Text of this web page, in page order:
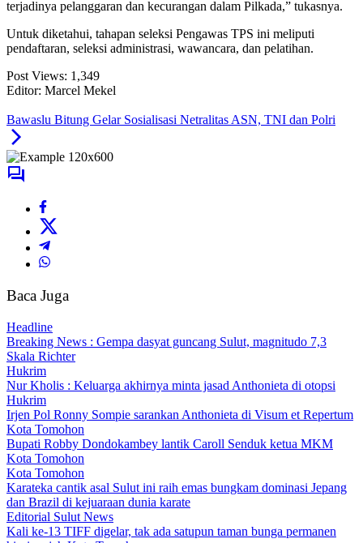
terjadinya pelanggaran dan kecurangan dalam Pilkada,” tukasnya.
Untuk diketahui, tahapan seleksi Pengawas TPS ini meliputi
pendaftaran, seleksi administrasi, wawancara, dan pelatihan.
Post Views: 1,349
Editor: Marcel Mekel
Bawaslu Bitung Gelar Sosialisasi Netralitas ASN, TNI dan Polri
Baca Juga
Headline
Breaking News : Gempa dasyat guncang Sulut, magnitudo 7,3
Skala Richter
Hukrim
Nur Kholis : Keluarga akhirnya minta jasad Anthonieta di otopsi
Hukrim
Irjen Pol Ronny Sompie sarankan Anthonieta di Visum et Repertum
Kota Tomohon
Bupati Robby Dondokambey lantik Caroll Senduk ketua MKM
Kota Tomohon
Kota Tomohon
Karateka cantik asal Sulut ini raih emas bungkam dominasi Jepang
dan Brazil di kejuaraan dunia karate
Editorial Sulut News
Kali ke-13 TIFF digelar, tak ada satupun taman bunga permanen